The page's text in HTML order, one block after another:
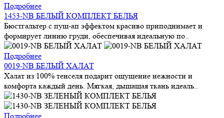
Подробнее
1453-NB БЕЛЫЙ КОМПЛЕКТ БЕЛЬЯ
Бюстгальтер с пуш-ап эффектом красиво приподнимает и
формирует линию груди, обеспечивая идеальную по..
Подробнее
0019-NB БЕЛЫЙ ХАЛАТ
Халат из 100% тенселя подарит ощущение нежности и
комфорта каждый день. Мягкая, дышащая ткань идеаль..
Подробнее